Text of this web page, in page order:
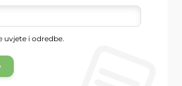
uvjete i odredbe.